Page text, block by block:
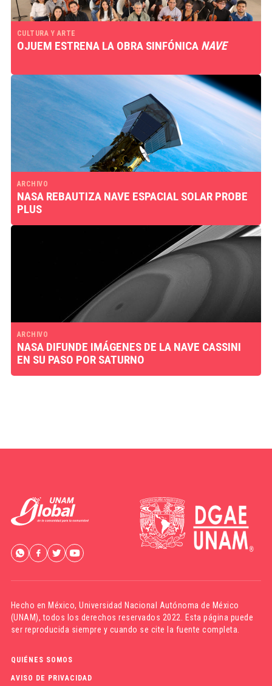
CULTURA Y ARTE
OJUEM ESTRENA LA OBRA SINFÓNICA NAVE
ARCHIVO
NASA REBAUTIZA NAVE ESPACIAL SOLAR PROBE
PLUS
ARCHIVO
NASA DIFUNDE IMÁGENES DE LA NAVE CASSINI
EN SU PASO POR SATURNO
Hecho en México,Universidad Nacional Autónoma de México
(UNAM), todos los derechos reservados 2022. Esta página puede
ser reproducida siempre y cuando se cite la fuente completa.
QUIÉNES SOMOS
AVISO DE PRIVACIDAD